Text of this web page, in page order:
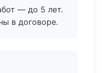
— до 5 лет.
в договоре.